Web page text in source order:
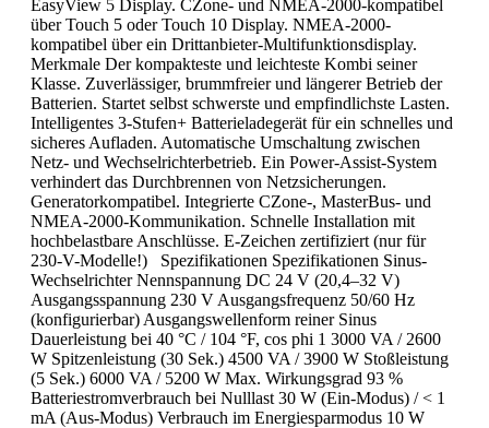
EasyView 5 Display. CZone- und NMEA-2000-kompatibel
über Touch 5 oder Touch 10 Display. NMEA-2000-
kompatibel über ein Drittanbieter-Multifunktionsdisplay.
Merkmale Der kompakteste und leichteste Kombi seiner
Klasse. Zuverlässiger, brummfreier und längerer Betrieb der
Batterien. Startet selbst schwerste und empfindlichste Lasten.
Intelligentes 3-Stufen+ Batterieladegerät für ein schnelles und
sicheres Aufladen. Automatische Umschaltung zwischen
Netz- und Wechselrichterbetrieb. Ein Power-Assist-System
verhindert das Durchbrennen von Netzsicherungen.
Generatorkompatibel. Integrierte CZone-, MasterBus- und
NMEA-2000-Kommunikation. Schnelle Installation mit
hochbelastbare Anschlüsse. E-Zeichen zertifiziert (nur für
230-V-Modelle!) Spezifikationen Spezifikationen Sinus-
Wechselrichter Nennspannung DC 24 V (20,4–32 V)
Ausgangsspannung 230 V Ausgangsfrequenz 50/60 Hz
(konfigurierbar) Ausgangswellenform reiner Sinus
Dauerleistung bei 40 °C / 104 °F, cos phi 1 3000 VA / 2600
W Spitzenleistung (30 Sek.) 4500 VA / 3900 W Stoßleistung
(5 Sek.) 6000 VA / 5200 W Max. Wirkungsgrad 93 %
Batteriestromverbrauch bei Nulllast 30 W (Ein-Modus) / < 1
mA (Aus-Modus) Verbrauch im Energiesparmodus 10 W